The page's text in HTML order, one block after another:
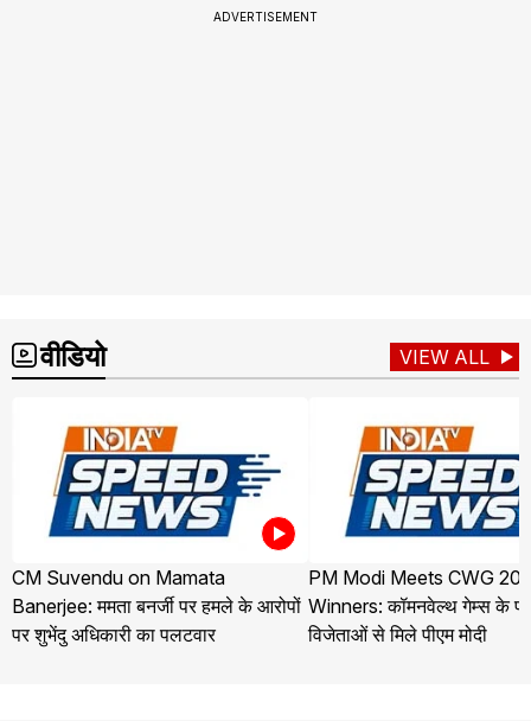
ADVERTISEMENT
वीडियो VIEW ALL
CM Suvendu on Mamata
Banerjee: ममता बनर्जी पर हमले के आरोपों
पर शुभेंदु अधिकारी का पलटवार
PM Modi Meets CWG
Winners: कॉमनवेल्थ गेम्स के
विजेताओं से मिले पीएम मोदी